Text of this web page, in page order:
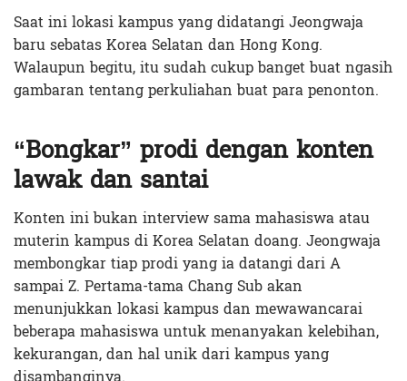
Saat ini lokasi kampus yang didatangi Jeongwaja
baru sebatas Korea Selatan dan Hong Kong.
Walaupun begitu, itu sudah cukup banget buat ngasih
gambaran tentang perkuliahan buat para penonton.
“Bongkar” prodi dengan konten
lawak dan santai
Konten ini bukan interview sama mahasiswa atau
muterin kampus di Korea Selatan doang. Jeongwaja
membongkar tiap prodi yang ia datangi dari A
sampai Z. Pertama-tama Chang Sub akan
menunjukkan lokasi kampus dan mewawancarai
beberapa mahasiswa untuk menanyakan kelebihan,
kekurangan, dan hal unik dari kampus yang